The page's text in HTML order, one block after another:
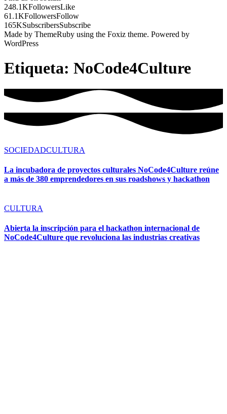
248.1KFollowersLike
61.1KFollowersFollow
165KSubscribersSubscribe
Made by ThemeRuby using the Foxiz theme. Powered by
WordPress
Etiqueta: NoCode4Culture
SOCIEDADCULTURA
La incubadora de proyectos culturales NoCode4Culture reúne
a más de 380 emprendedores en sus roadshows y hackathon
CULTURA
Abierta la inscripción para el hackathon internacional de
NoCode4Culture que revoluciona las industrias creativas